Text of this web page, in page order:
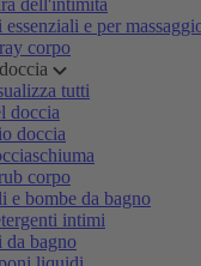
dell'intimità
e per
corpo
tutti
doccia
doccia
corpo
e bombe da bagno
intimi
da bagno